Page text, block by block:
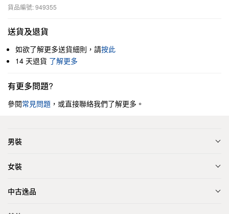
貨品編號: 949355
送貨及退貨
如欲了解更多送貨細則，請按此
14 天退貨 了解更多
有更多問題?
參閱常見問題 ，或直接聯絡我們了解更多。
男裝
女裝
中古逸品